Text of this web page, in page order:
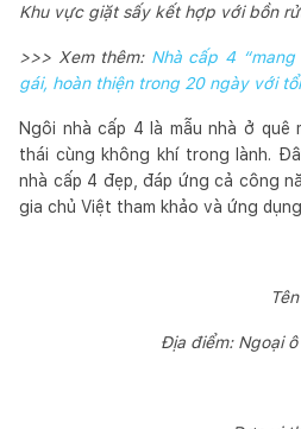
Khu vực giặt sấy kết hợp với bồn
>>> Xem thêm: Nhà cấp 4
gái, hoàn thiện trong 20 ngày với
Ngôi nhà cấp 4 là mẫu nhà ở quê
thái cùng không khí trong lành.
nhà cấp 4 đẹp, đáp ứng cả công
gia chủ Việt tham khảo và ứng
Địa điểm: Ngoại